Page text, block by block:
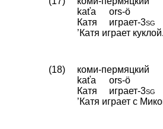
kaťa
ors-ö
Катя
играет‑3sg
’Катя играет
(18)
коми-пермяцкий
kaťa
ors-ö
Катя
играет‑3sg
’Катя играет с